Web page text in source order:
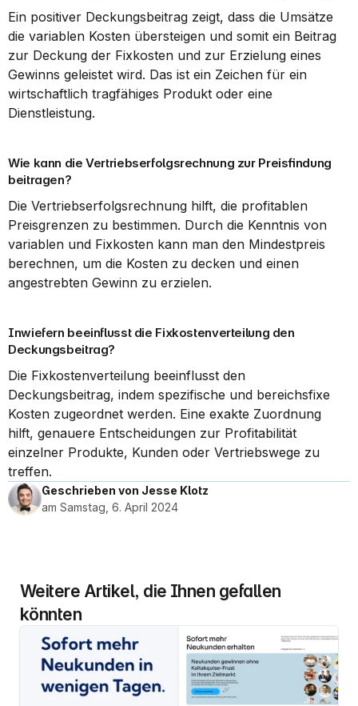
Ein positiver Deckungsbeitrag zeigt, dass die Umsätze
die variablen Kosten übersteigen und somit ein Beitrag
zur Deckung der Fixkosten und zur Erzielung eines
Gewinns geleistet wird. Das ist ein Zeichen für ein
wirtschaftlich tragfähiges Produkt oder eine
Dienstleistung.
Wie kann die Vertriebserfolgsrechnung zur Preisfindung
beitragen?
Die Vertriebserfolgsrechnung hilft, die profitablen
Preisgrenzen zu bestimmen. Durch die Kenntnis von
variablen und Fixkosten kann man den Mindestpreis
berechnen, um die Kosten zu decken und einen
angestrebten Gewinn zu erzielen.
Inwiefern beeinflusst die Fixkostenverteilung den
Deckungsbeitrag?
Die Fixkostenverteilung beeinflusst den
Deckungsbeitrag, indem spezifische und bereichsfixe
Kosten zugeordnet werden. Eine exakte Zuordnung
hilft, genauere Entscheidungen zur Profitabilität
einzelner Produkte, Kunden oder Vertriebswege zu
treffen.
Geschrieben von Jesse Klotz
am Samstag, 6. April 2024
Weitere Artikel, die Ihnen gefallen
könnten